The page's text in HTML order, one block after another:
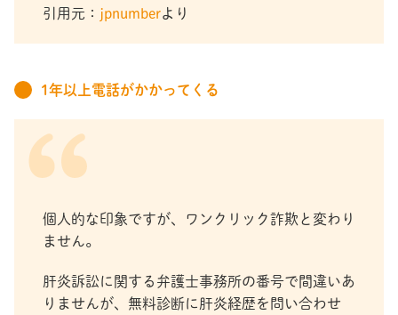
引用元： jpnumberより
1年以上電話がかかってくる
個人的な印象ですが、ワンクリック詐欺と変わり
ません。
肝炎訴訟に関する弁護士事務所の番号で間違いあ
りませんが、無料診断に肝炎経歴を問い合わせ